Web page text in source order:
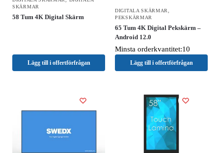
SKÄRMAR
58 Tum 4K Digital Skärm
Lägg till i offertförfrågan
DIGITALA SKÄRMAR
PEKSKÄRMAR
65 Tum 4K Digital Pekskärm –
Android 12.0
Minsta orderkvantitet:10
Lägg till i offertförfrågan